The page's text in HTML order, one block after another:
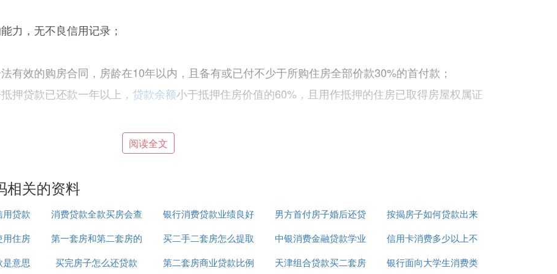
力，无不良信用记录；
有效的购房合同，房龄在10年以内，且备有或已付不少于所购住房全部价款30%的首付款；
押贷款已还款一年以上， 贷款余额小于抵押住房价值的60%，且用作抵押的住房已取得房屋权属证
力较大的优质住房和商业用房;
现房;
手房;
阅读全文
相关的资料
贷款
消费贷款全款买房会查
吗
银行消费贷款业绩良好
简报
男方首付房子婚后还贷
款
按揭房子如何贷款出来
用住房
吗
第一套房和第二套房的
贷款
买二手二套房怎么提取
公积金贷款吗
中银消费金融贷款学业
是不用利息吗
信用卡消费多少以上不
能抵押贷款
意思 买完房子怎么还贷款 第二套房商业贷款比例
天津组合贷款买二套房
银行面向大学生消费类